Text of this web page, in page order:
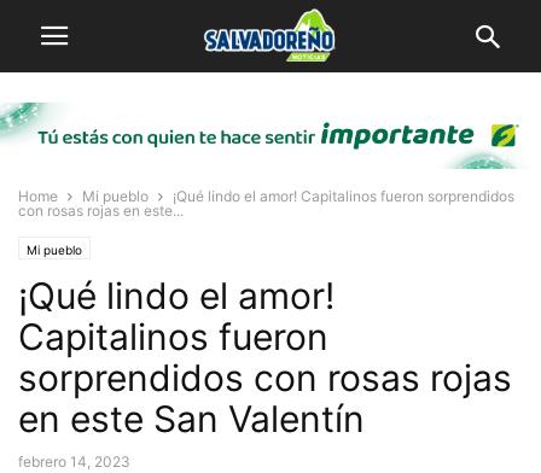
Home Mi pueblo
¡Qué lindo el amor! Capitalinos fueron sorprendidos
con rosas rojas en este...
Mi pueblo
¡Qué lindo el amor!
Capitalinos fueron
sorprendidos con rosas rojas
en este San Valentín
febrero 14, 2023